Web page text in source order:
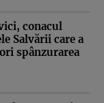
conacul
Salvării care a
spânzurarea